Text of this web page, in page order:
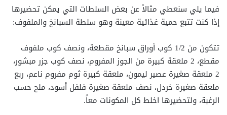
فيما يلي سنعطي مثالاً عن بعض السلطات التي يمكن تحضيرها
إذا كنت تتبع حمية غذائية معينة وهو سلطة السبانخ والملفوف:
تتكون من 1/2 كوب أوراق سبانخ مقطعة، ونصف كوب ملفوف
مقطع، 2 ملعقة كبيرة من الجوز المفروم، نصف كوب جزر مبشور،
2 ملعقة صغيرة عصير ليمون، ملعقة كبيرة ثوم مفروم ناعم، ربع
ملعقة صغيرة خردل، نصف ملعقة صغيرة فلفل أسود، ملح حسب
الرغبة، ولتحضيرها اخلط كل المكونات معاً.